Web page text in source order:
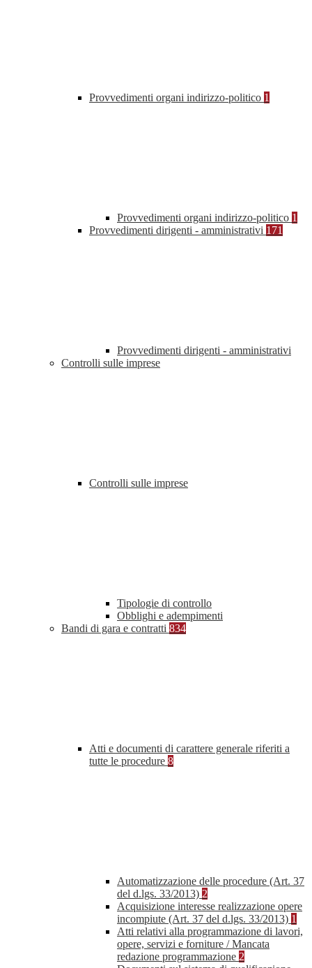
Provvedimenti organi indirizzo-politico 1
Provvedimenti organi indirizzo-politico 1
Provvedimenti dirigenti - amministrativi 171
Provvedimenti dirigenti - amministrativi
Controlli sulle imprese
Controlli sulle imprese
Tipologie di controllo
Obblighi e adempimenti
Bandi di gara e contratti 834
Atti e documenti di carattere generale riferiti a
tutte le procedure 8
Automatizzazione delle procedure (Art. 37
del d.lgs. 33/2013) 2
Acquisizione interesse realizzazione opere
incompiute (Art. 37 del d.lgs. 33/2013) 1
Atti relativi alla programmazione di lavori,
opere, servizi e forniture / Mancata
redazione programmazione 2